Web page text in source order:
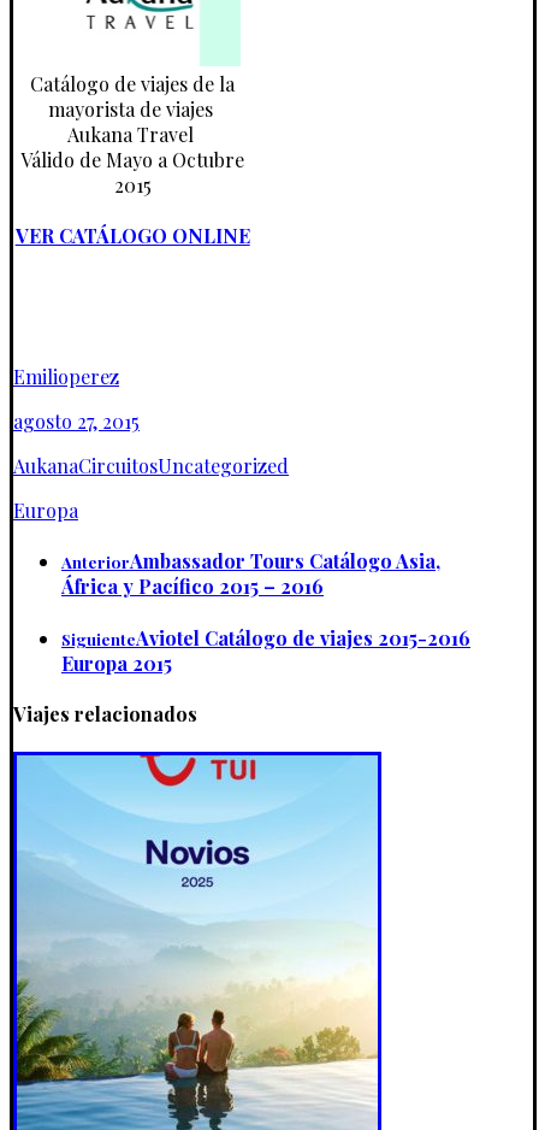
Catálogo de viajes de la
mayorista de viajes
Aukana Travel
Válido de Mayo a Octubre
2015
VER CATÁLOGO ONLINE
Emilioperez
agosto 27, 2015
AukanaCircuitosUncategorized
Europa
AnteriorAmbassador Tours Catálogo Asia,
África y Pacífico 2015 – 2016
SiguienteAviotel Catálogo de viajes 2015-2016
Europa 2015
Viajes relacionados